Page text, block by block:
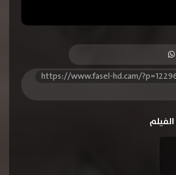
https://www.fasel-hd.cam/